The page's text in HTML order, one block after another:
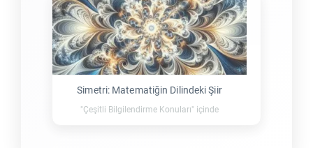
Simetri: Matematiğin Dilindeki Şiir
"Çeşitli Bilgilendirme Konuları" içinde